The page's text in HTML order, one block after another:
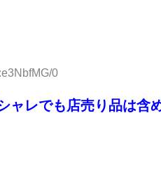
0
ャレでも店売り品は含